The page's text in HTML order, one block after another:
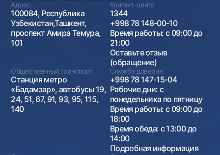
Адрес
100084, Республика
Узбекистан,Ташкент,
проспект Амира Темура,
101
Контакт-центр
1344
+998 78 148-00-10
Время работы: с 09:00 до
21:00
Оставьте отзыв
(обращение)
Общественный транспорт
Станция метро
«Бадамзар», автобусы 19,
24, 51, 67, 91, 93, 95, 115,
140
Служба доверия
+998 78 147-15-04
Рабочие дни: с
понедельника по пятницу
Время работы: с 09:00 до
18:00
Время обеда: с 13:00 до
14:00
Подробная информация